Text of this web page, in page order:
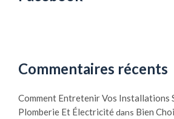
Commentaires récents
Comment Entretenir Vos Installations
Plomberie Et Électricitédans Bien